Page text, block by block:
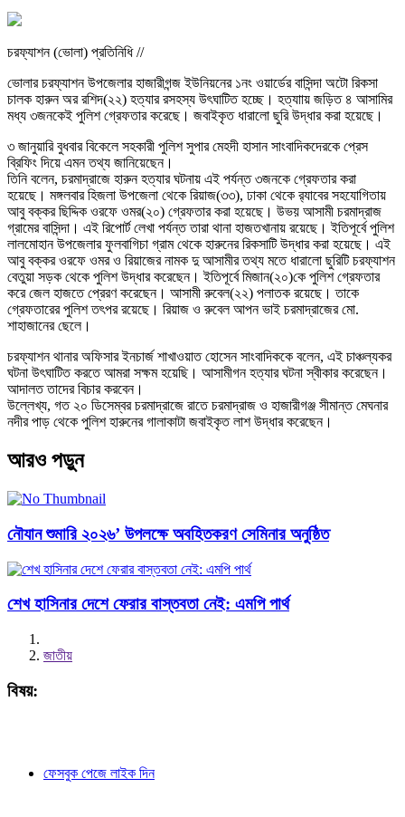
চরফ্যাশন (ভোলা) প্রতিনিধি //
ভোলার চরফ্যাশন উপজেলার হাজারীগন্জ ইউনিয়নের ১নং ওয়ার্ডের বাসিন্দা অটো রিকসা
চালক হারুন অর রশিদ(২২) হত্যার রসহস্য উৎঘাটিত হচ্ছে। হত্যাায় জড়িত ৪ আসামির
মধ্য ৩জনকেই পুলিশ গ্রেফতার করেছে। জবাইকৃত ধারালো ছুরি উদ্ধার করা হয়েছে।
৩ জানুয়ারি বুধবার বিকেলে সহকারী পুলিশ সুপার মেহদী হাসান সাংবাদিকদেরকে প্রেস
ব্রিফিং দিয়ে এমন তথ্য জানিয়েছেন।
তিনি বলেন, চরমাদ্রাজে হারুন হত্যার ঘটনায় এই পর্যন্ত ৩জনকে গ্রেফতার করা
হয়েছে। মঙ্গলবার হিজলা উপজেলা থেকে রিয়াজ(৩৩), ঢাকা থেকে র‌্যাবের সহযোগিতায়
আবু বক্কর ছিদ্দিক ওরফে ওমর(২০) গ্রেফতার করা হয়েছে। উভয় আসামী চরমাদ্রাজ
গ্রামের বাসিন্দা। এই রিপোর্ট লেখা পর্যন্ত তারা থানা হাজতখানায় রয়েছে। ইতিপূর্বে পুলিশ
লালমোহান উপজেলার ফুলবাগিচা গ্রাম থেকে হারুনের রিকসাটি উদ্ধার করা হয়েছে। এই
আবু বক্কর ওরফে ওমর ও রিয়াজের নামক দু আসামীর তথ্য মতে ধারালো ছুরিটি চরফ্যাশন
বেতুয়া সড়ক থেকে পুলিশ উদ্ধার করেছেন। ইতিপূর্বে মিজান(২০)কে পুলিশ গ্রেফতার
করে জেল হাজতে প্রেরণ করেছেন। আসামী রুবেল(২২) পলাতক রয়েছে। তাকে
গ্রেফতারের পুলিশ তৎপর রয়েছে। রিয়াজ ও রুবেল আপন ভাই চরমাদ্রাজের মো.
শাহাজানের ছেলে।
চরফ্যাশন থানার অফিসার ইনচার্জ শাখাওয়াত হোসেন সাংবাদিককে বলেন, এই চাঞ্চল্যকর
ঘটনা উৎঘাটিত করতে আমরা সক্ষম হয়েছি। আসামীগন হত্যার ঘটনা স্বীকার করেছেন।
আদালত তাদের বিচার করবেন।
উল্লেখ্য, গত ২০ ডিসেম্বর চরমাদ্রাজে রাতে চরমাদ্রাজ ও হাজারীগঞ্জ সীমান্ত মেঘনার
নদীর পাড় থেকে পুলিশ হারুনের গালাকাটা জবাইকৃত লাশ উদ্ধার করেছেন।
আরও পড়ুন
নৌযান শুমারি ২০২৬’ উপলক্ষে অবহিতকরণ সেমিনার অনুষ্ঠিত
শেখ হাসিনার দেশে ফেরার বাস্তবতা নেই: এমপি পার্থ
জাতীয়
বিষয়:
ফেসবুক পেজে লাইক দিন